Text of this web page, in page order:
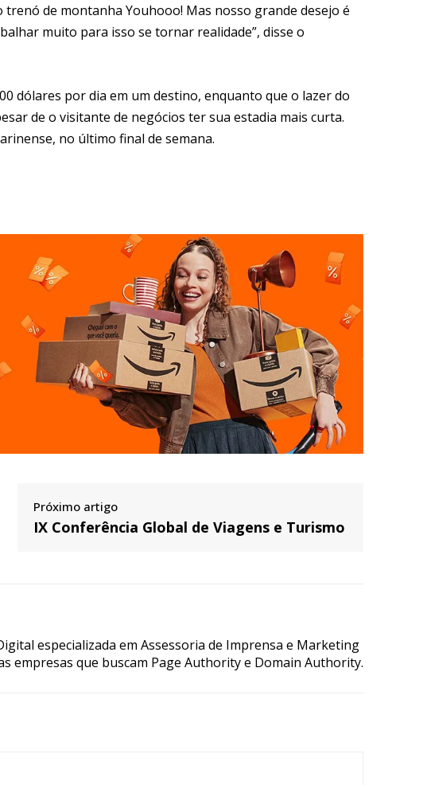
de montanha Youhooo! Mas nosso grande desejo é
muito para isso se tornar realidade”, disse o
dólares por dia em um destino, enquanto que o lazer do
de o visitante de negócios ter sua estadia mais curta.
no último final de semana.
Próximo artigo
IX Conferência Global de Viagens e Turismo
especializada em Assessoria de Imprensa e Marketing
empresas que buscam Page Authority e Domain Authority.